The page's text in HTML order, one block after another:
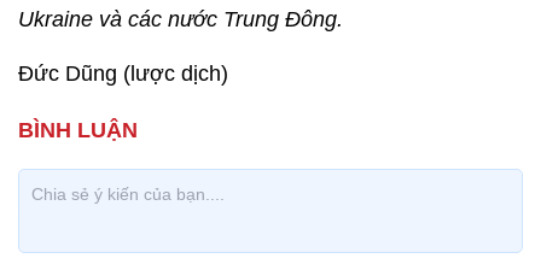
Ukraine và các nước Trung Đông.
Đức Dũng (lược dịch)